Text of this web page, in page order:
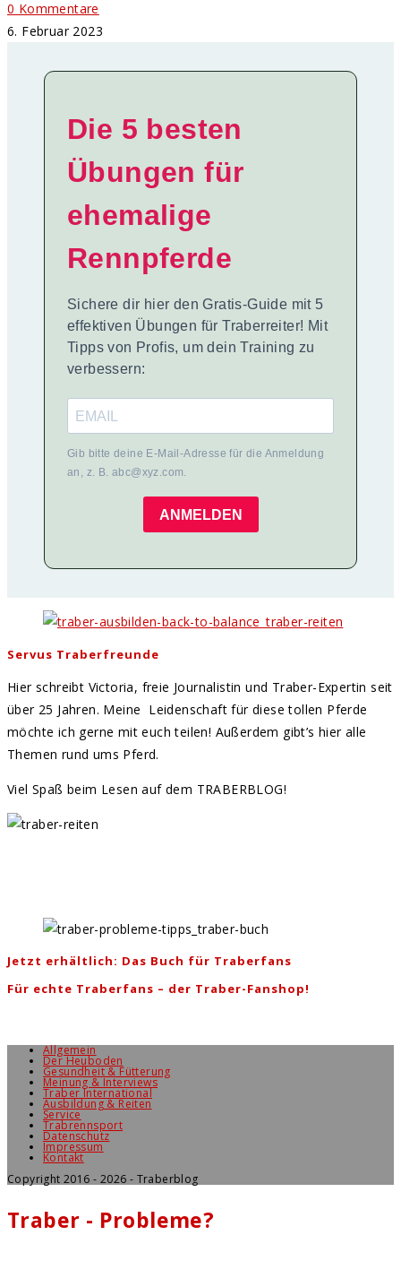
0 Kommentare
6. Februar 2023
Die 5 besten
Übungen für
ehemalige
Rennpferde
Sichere dir hier den Gratis-Guide mit 5
effektiven Übungen für Traberreiter! Mit
Tipps von Profis, um dein Training zu
verbessern:
Gib bitte deine E-Mail-Adresse für die Anmeldung
an, z. B. abc@xyz.com.
ANMELDEN
Servus Traberfreunde
Hier schreibt Victoria, freie Journalistin und Traber-Expertin seit
über 25 Jahren. Meine Leidenschaft für diese tollen Pferde
möchte ich gerne mit euch teilen! Außerdem gibt’s hier alle
Themen rund ums Pferd.
Viel Spaß beim Lesen auf dem TRABERBLOG!
Jetzt erhältlich: Das Buch für Traberfans
Für echte Traberfans – der Traber-Fanshop!
Allgemein
Der Heuboden
Gesundheit & Fütterung
Meinung & Interviews
Traber International
Ausbildung & Reiten
Service
Trabrennsport
Datenschutz
Impressum
Kontakt
Copyright 2016 - 2026 - Traberblog
Traber - Probleme?